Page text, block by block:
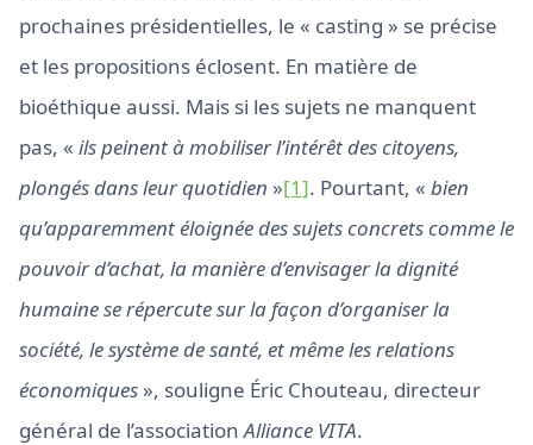
prochaines présidentielles, le « casting » se précise
et les propositions éclosent. En matière de
bioéthique aussi. Mais si les sujets ne manquent
pas, « ils peinent à mobiliser l’intérêt des citoyens,
plongés dans leur quotidien »[1]. Pourtant, « bien
qu’apparemment éloignée des sujets concrets comme le
pouvoir d’achat, la manière d’envisager la dignité
humaine se répercute sur la façon d’organiser la
société, le système de santé, et même les relations
économiques », souligne Éric Chouteau, directeur
général de l’associationAlliance VITA.